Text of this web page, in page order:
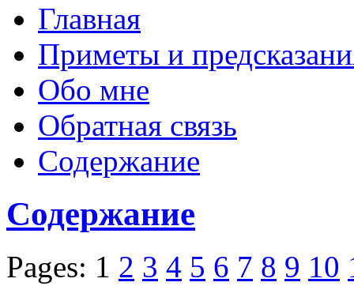
Главная
Приметы и
Обо мне
Обратная связь
Содержание
Содержание
Pages: 1 2 3 4 5 6 7 8 9 10